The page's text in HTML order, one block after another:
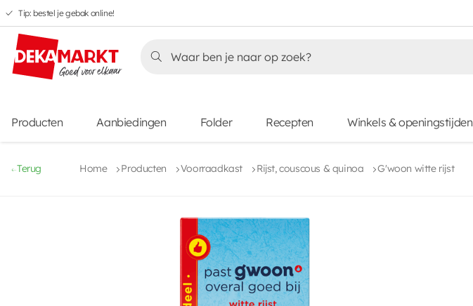
Overslaan
naar
hoofdnavigatie
Overslaan
naar
hoofdinhoud
Overslaan
naar
voettekstinhoud
Overslaan
naar
aanbiedingen
Tip: bestel je gebak online!
Producten Aanbiedingen Folder Recepten Winkels & openingstijden
Terug Home Producten Voorraadkast Rijst, couscous & quinoa G'woon witte rijst